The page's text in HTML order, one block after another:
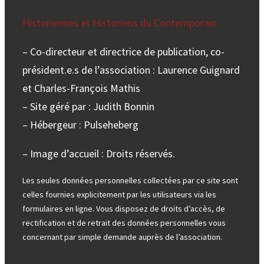
r
Historiennes et Historiens du Contemporain
– Co-directeur et directrice de publication, co-
président.e.s de l’association : Laurence Guignard
et Charles-François Mathis
– Site géré par : Judith Bonnin
– Hébergeur : Pulseheberg
– Image d’accueil : Droits réservés.
Les seules données personnelles collectées par ce site sont
celles fournies explicitement par les utilisateurs via les
formulaires en ligne. Vous disposez de droits d’accès, de
rectification et de retrait des données personnelles vous
concernant par simple demande auprès de l’association.